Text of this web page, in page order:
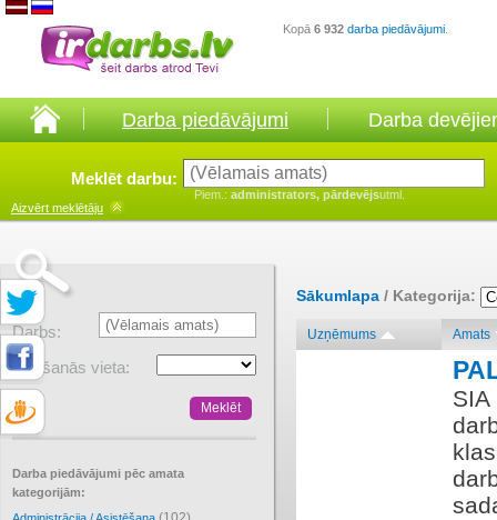
Kopā 6 932 darba piedāvājumi
Darba piedāvājumi Darba
Meklēt darbu:
Piem.: administrators, pārdevējsutml.
Aizvērt meklētāju
Darbs:
Atrašanās vieta:
Darba piedāvājumi pēc amata
kategorijām:
Sākumlapa / Kategorija:
Uzņēmums Amats
SIA